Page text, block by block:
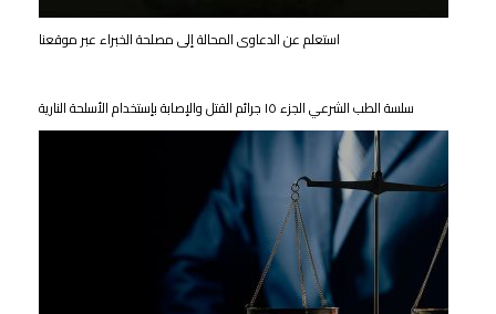
استعلم عن الدعاوى المحالة إلى مصلحة الخبراء عبر موقعنا
سلسة الطب الشرعي الجزء ١٥ جرائم القتل والإصابة بإستخدام الأسلحة النارية